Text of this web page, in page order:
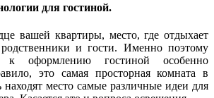
для гостиной.
вашей квартиры, место, где отдыхает
и гости. Именно поэтому
к оформлению гостиной особенно
это самая просторная комната в
находят место самые различные идеи для